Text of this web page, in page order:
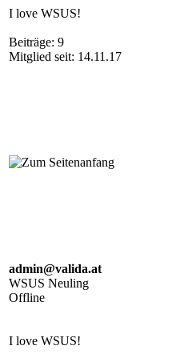
I love WSUS!
Beiträge: 9
Mitglied seit: 14.11.17
admin@valida.at
WSUS Neuling
Offline
I love WSUS!